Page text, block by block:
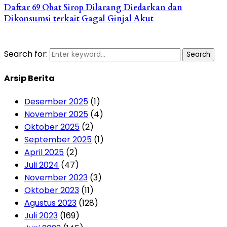
Daftar 69 Obat Sirop Dilarang Diedarkan dan
Dikonsumsi terkait Gagal Ginjal Akut
Search for: Search
Arsip Berita
Desember 2025 (1)
November 2025 (4)
Oktober 2025 (2)
September 2025 (1)
April 2025 (2)
Juli 2024 (47)
November 2023 (3)
Oktober 2023 (11)
Agustus 2023 (128)
Juli 2023 (169)